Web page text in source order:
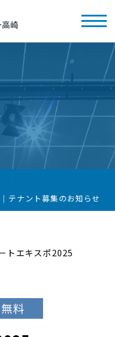
テナント募集のお知らせ
トエキスポ2025
無料